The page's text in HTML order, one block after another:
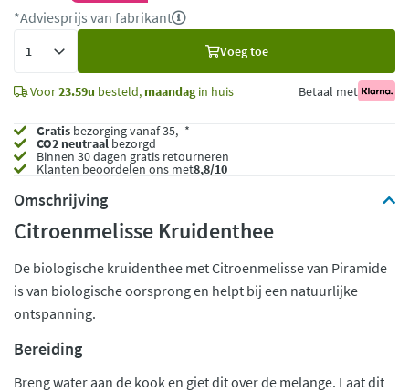
*Adviesprijs van fabrikant
Voeg toe
Voor23.59u besteld, maandagin huis Betaal met
Gratis bezorging vanaf 35,- *
CO2 neutraalbezorgd
Binnen 30 dagen gratis retourneren
Klanten beoordelen ons met8,8/10
Omschrijving
Citroenmelisse Kruidenthee
De biologische kruidenthee met Citroenmelisse van Piramide
is van biologische oorsprong en helpt bij een natuurlijke
ontspanning.
Bereiding
Breng water aan de kook en giet dit over de melange. Laat dit